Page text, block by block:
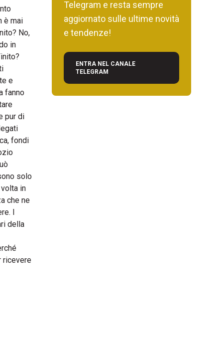
è mai
No,
in
e
fanno
pur di
fondi
solo
in
che ne
I
della
ricevere
Telegram e resta sempre
aggiornato sulle ultime novità
e tendenze!
ENTRA NEL CANALE
TELEGRAM